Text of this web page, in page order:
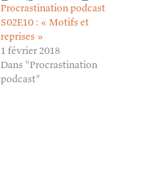
Procrastination podcast
S02E10 : « Motifs et
reprises »
1 février 2018
Dans "Procrastination
podcast"